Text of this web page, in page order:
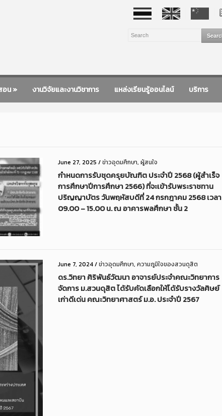
อน» งานวิจัยและงานวิชาการ แหล่งเรียนรู้ออนไลน์ บริการ
June 27, 2025 /ข่าวอุดมศึกษา, ผู้สนใจ
กำหนดการรับชุดครุยบัณฑิต ประจำปี 2568 (ผู้สำเร็จ
การศึกษาปีการศึกษา 2566) ที่จะเข้ารับพระราชทาน
ปริญญาบัตร วันพฤหัสบดีที่ 24 กรกฎาคม 2568 เวลา
09.00 – 15.00 น. ณ อาคารพลศึกษา ชั้น 2
June 7, 2024/ข่าวอุดมศึกษา, ความภูมิใจของสวนดุสิต
ดร.วิทยา ศิริพันธ์วัฒนา อาจารย์ประจำคณะวิทยาการ
จัดการ ม.สวนดุสิต ได้รับคัดเลือกให้ได้รับรางวัลศิษย์
เก่าดีเด่น คณะวิทยาศาสตร์ ม.อ. ประจำปี 2567